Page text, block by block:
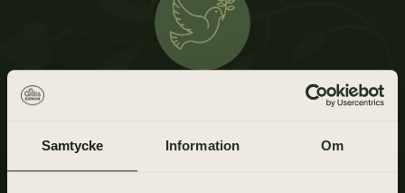
Samtycke Information Om
Sten Hellquist
29 juli 1957 - 13 april 2021